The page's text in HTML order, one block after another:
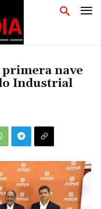
nave
Industrial